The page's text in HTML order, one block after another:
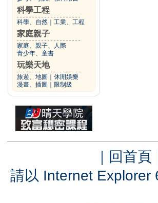
科學工程
科學、自然 工業、工程
家庭親子
家庭、親子、人際
青少年、童書
玩樂天地
旅遊、地圖
休閒娛樂
漫畫、插圖
限制級
｜ 回首頁
請以 Internet Explorer